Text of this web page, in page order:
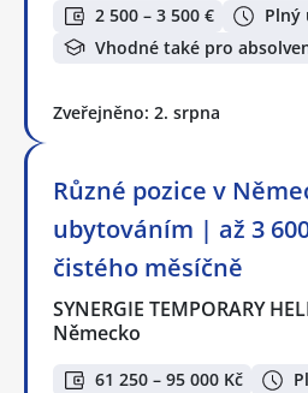
2 500 – 3 500 €
Plný
Vhodné také pro
Zveřejněno: 2. srpna
Různé pozice v
ubytováním | až 3
čistého měsíčně
SYNERGIE TEMPORARY
Německo
61 250 – 95 000 Kč